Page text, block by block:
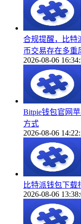
合规提醒，比特
币交易存在多重
2026-08-06
Bitpie钱包官网
方式
2026-08-06
比特派钱包下
2026-08-06